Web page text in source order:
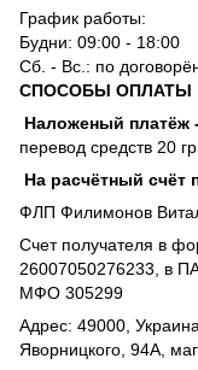
График работы:
Будни: 09:00 - 18:00
Сб. - Вс.: по
СПОСОБЫ ОПЛАТЫ
Наложеный платёж
перевод средств 20
На расчётный счёт
ФЛП Филимонов
Счет получателя в
26007050276233, в
МФО 305299
Адрес: 49000,
Яворницкого, 94А,